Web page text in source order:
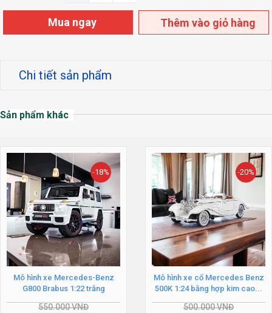
Mua ngay Thêm vào giỏ hàng
Chi tiết sản phẩm
Sản phẩm khác
-18%
Mô hình xe Mercedes-Benz
G800 Brabus 1:22 trắng
550.000VNĐ
-20%
Mô hình xe cổ Mercedes Benz
500K 1:24 bằng hợp kim cao...
500.000VNĐ